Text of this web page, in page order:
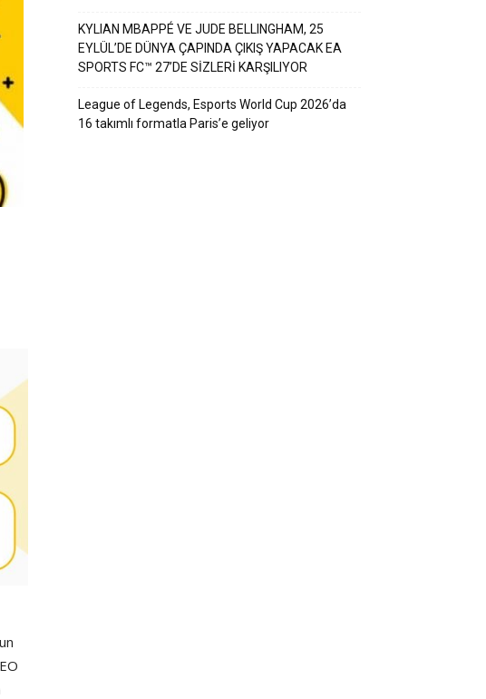
KYLIAN MBAPPÉ VE JUDE BELLINGHAM, 25
EYLÜL’DE DÜNYA ÇAPINDA ÇIKIŞ YAPACAK EA
SPORTS FC™ 27’DE SİZLERİ KARŞILIYOR
League of Legends, Esports World Cup 2026’da
16 takımlı formatla Paris’e geliyor